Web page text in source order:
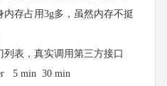
存占用3g多，虽然内存不挺
表，真实调用第三方接口
5 min 30 min